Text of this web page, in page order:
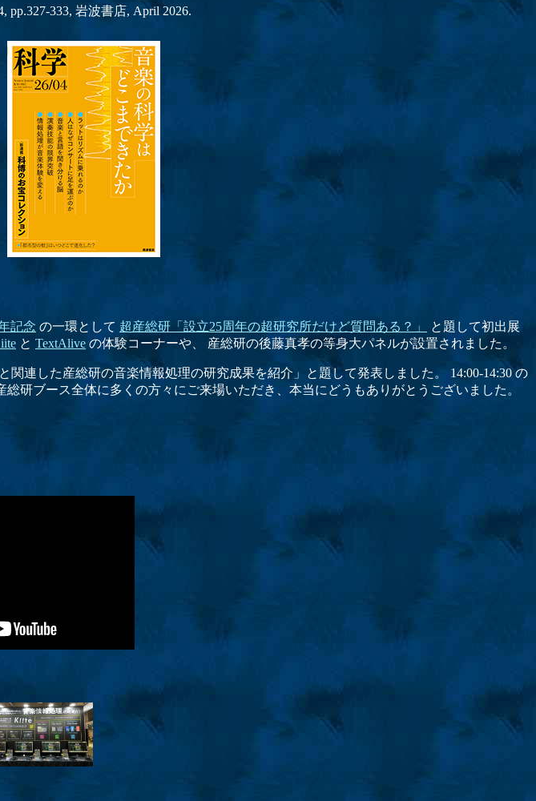
pp.327-333, 岩波書店, April 2026.
記念 の一環として 超産総研「設立25周年の超研究所だけど質問ある？」
と題して初出展
と TextAlive の体験コーナーや、 産総研の後藤真孝の等身大パネルが設置されました。
連した産総研の音楽情報処理の研究成果を紹介」と題して発表しました。 14:00-14:30 の
研ブース全体に多くの方々にご来場いただき、本当にどうもありがとうございました。